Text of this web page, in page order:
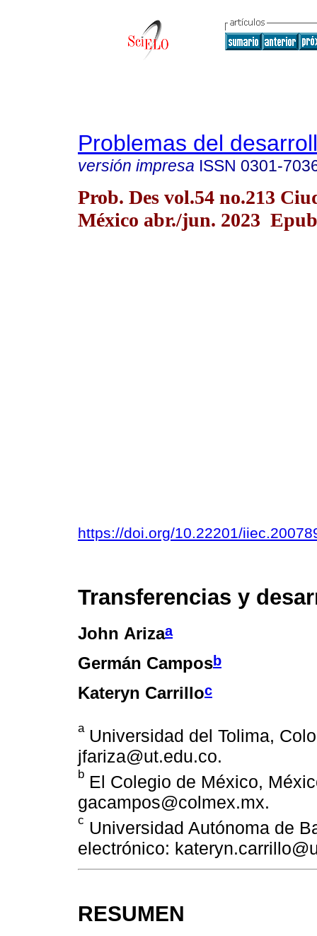
Problemas del
versión impresa ISSN 0301-
Prob. Des vol.54 no.213
México abr./jun. 2023
https://doi.org/10.22201/
Transferencias y
John Arizaa
Germán Camposb
Kateryn Carrilloc
aUniversidad del Tolima,
jfariza@ut.edu.co.
b El Colegio de México,
gacampos@colmex.mx.
c Universidad Autónoma de
electrónico:
RESUMEN